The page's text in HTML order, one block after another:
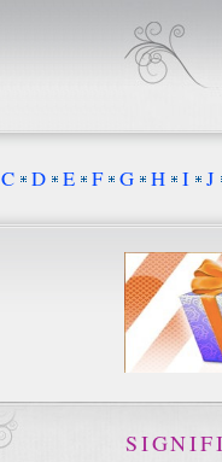
C D E F G H I J